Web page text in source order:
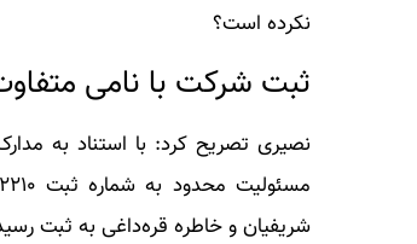
نکرده است؟
ثبت شرکت با نامی
نصیری تصریح کرد: با استناد به
شریفیان و خاطره قره‌داغی به ثبت